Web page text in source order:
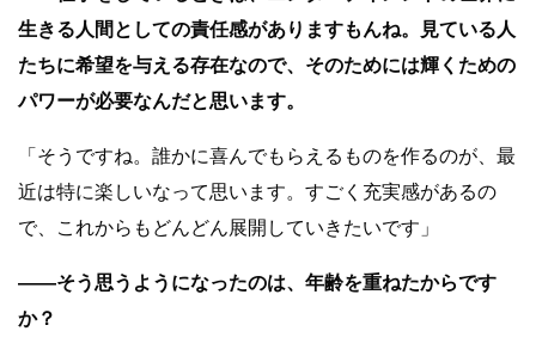
生きる人間としての責任感がありますもんね。見ている人
たちに希望を与える存在なので、そのためには輝くための
パワーが必要なんだと思います。
「そうですね。誰かに喜んでもらえるものを作るのが、最
近は特に楽しいなって思います。すごく充実感があるの
で、これからもどんどん展開していきたいです」
――そう思うようになったのは、年齢を重ねたからです
か？